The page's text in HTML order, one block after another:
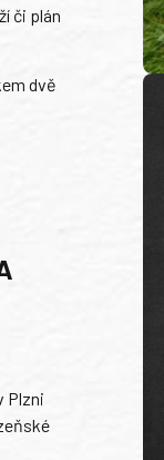
či plán
dvě
Plzni